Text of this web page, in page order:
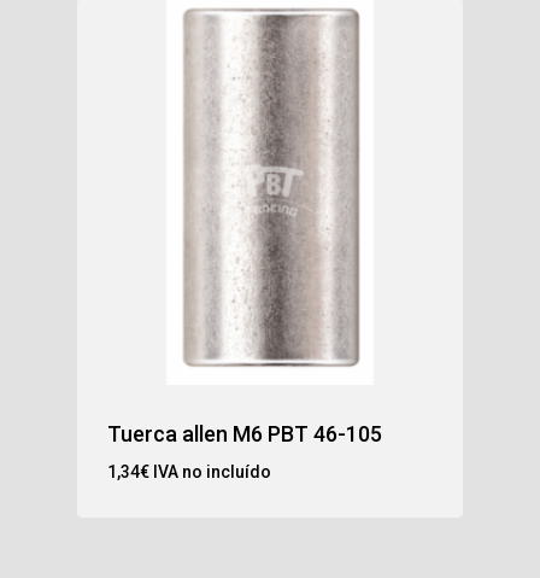
Tuerca allen M6 PBT 46-105
1,34€ IVA no incluído